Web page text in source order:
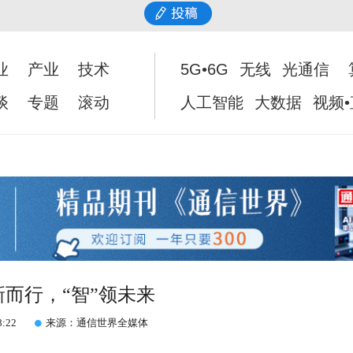
产业
技术
专题 滚动
5G•6G 无线 光通信
人工智能
大数据 视频
行，“智”领未来
来源：通信世界全媒体